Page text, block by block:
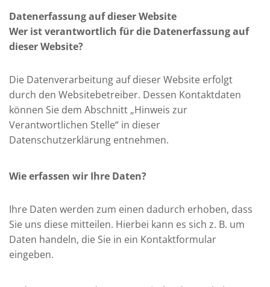
Datenerfassung auf dieser Website
Wer ist verantwortlich für die Datenerfassung auf
dieser Website?
Die Datenverarbeitung auf dieser Website erfolgt
durch den Websitebetreiber. Dessen Kontaktdaten
können Sie dem Abschnitt „Hinweis zur
Verantwortlichen Stelle“ in dieser
Datenschutzerklärung entnehmen.
Wie erfassen wir Ihre Daten?
Ihre Daten werden zum einen dadurch erhoben, dass
Sie uns diese mitteilen. Hierbei kann es sich z. B. um
Daten handeln, die Sie in ein Kontaktformular
eingeben.